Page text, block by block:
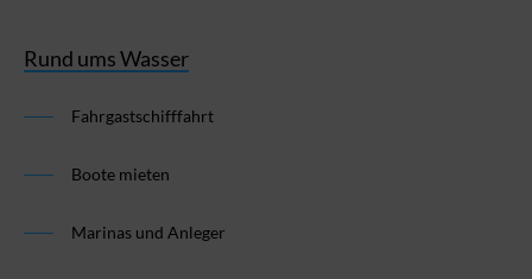
Rund ums Wasser
Fahrgastschifffahrt
Boote mieten
Marinas und Anleger